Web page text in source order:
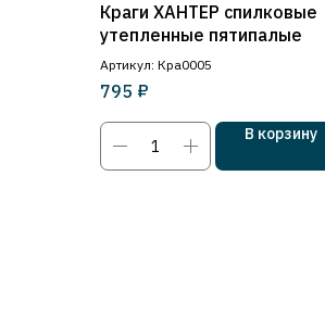
Краги ХАНТЕР спилковые
утепленные пятипалые
Артикул: Кра0005
795 ₽
В корзину